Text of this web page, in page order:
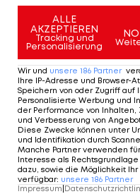
Schlusszeremonie
von Verona
ALLE
AKZEPTIEREN
Tracking und
Personalisierung
Wir und unsere 186 Partner
Ihre IP-Adresse und Browser-
Speichern von oder Zugriff
Personalisierte Werbung und
der Performance von Inhalten,
und Verbesserung von
Diese Zwecke können unter
und Identifikation durch
Manche Partner verwenden
Interesse als
dazu, sowie die Möglichkeit
verfügbar: unsere 186 Partner
Impressum|